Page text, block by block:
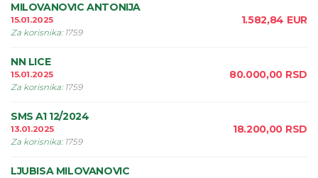
MILOVANOVIC ANTONIJA
15.01.2025
Za korisnika: 1759
1.582,84 EUR
NN LICE
15.01.2025
Za korisnika: 1759
80.000,00 RSD
SMS A1 12/2024
13.01.2025
Za korisnika: 1759
18.200,00 RSD
LJUBISA MILOVANOVIC